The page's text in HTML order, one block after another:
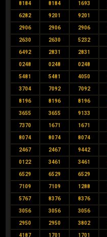
8184 8184 1693
6282 9201 9201
2906 2906 2906
2630 2630 5232
6492 2831 2831
0248 0248 0248
5481 5481 4050
3704 7092 7092
8196 8196 8196
3655 3655 9133
7370 1671 1671
8074 8074 8074
2467 2467 9442
0122 3461 3461
6529 6529 6529
7109 7109 1288
5767 8376 8376
3056 3056 3056
2950 2950 3802
4187 1701 1701